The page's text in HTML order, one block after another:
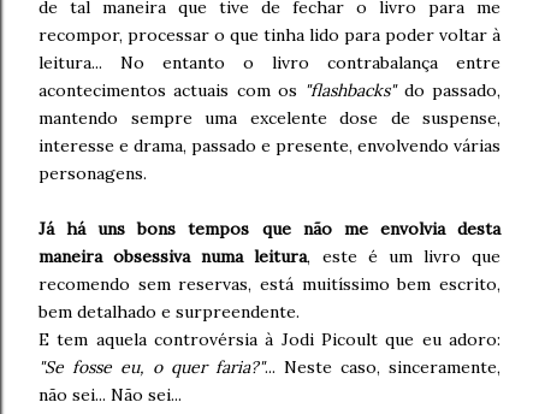
de tal maneira que tive de fechar o livro para me
recompor, processar o que tinha lido para poder voltar à
leitura... No entanto o livro contrabalança entre
acontecimentos actuais com os "flashbacks"do passado,
mantendo sempre uma excelente dose de suspense,
interesse e drama, passado e presente, envolvendo várias
personagens.
Já há uns bons tempos que não me envolvia desta
maneira obsessiva numa leitura, este é um livro que
recomendo sem reservas, está muitíssimo bem escrito,
bem detalhado e surpreendente.
E tem aquela controvérsia à Jodi Picoult que eu adoro:
"Se fosse eu, o quer faria?"... Neste caso, sinceramente,
não sei... Não sei...